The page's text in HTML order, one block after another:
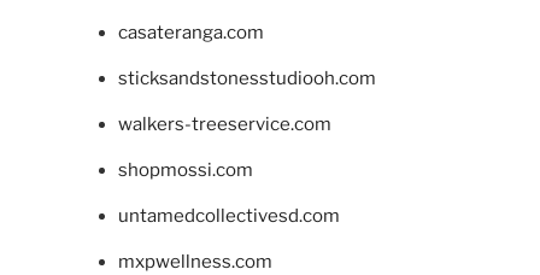
casateranga.com
sticksandstonesstudiooh.com
walkers-treeservice.com
shopmossi.com
untamedcollectivesd.com
mxpwellness.com